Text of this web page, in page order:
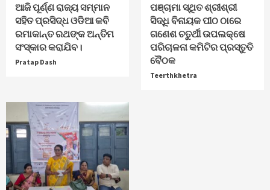
ଆଜି ପୂର୍ଣ୍ଣ ରାଜ୍ୟ ସମ୍ମାନ
ସହିତ ପ୍ରସିଦ୍ଧ ଓଡିଆ କବି
ରମାକାନ୍ତ ରଥଙ୍କ ଅନ୍ତିମ
ସଂସ୍କାର କରାଯିବ।
Pratap Dash
ପଞ୍ଚାମା ସ୍ଥିତ ଶ୍ରୀଶ୍ରୀ
ସିଦ୍ଧି ବିନାୟକ ପୀଠ ଠାରେ
ଗଣେଶ ଚତୁର୍ଥୀ ଉପଲକ୍ଷେ
ପରିଚାଳନା କମିଟିର ପ୍ରସ୍ତୁତି
ବୈଠକ
Teerthkhetra